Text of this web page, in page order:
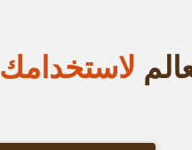
لاستخدامك